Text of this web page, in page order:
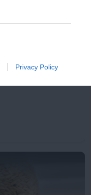
Privacy Policy